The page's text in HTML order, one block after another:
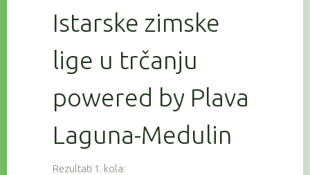
Istarske zimske
lige u trčanju
powered by Plava
Laguna-Medulin
Rezultati 1. kola: